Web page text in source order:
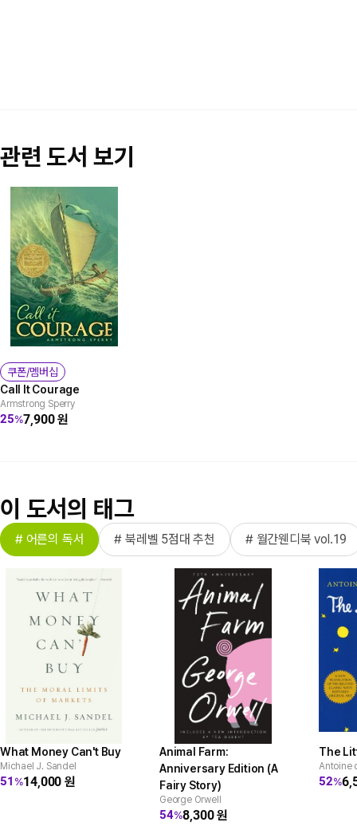
관련 도서 보기
쿠폰/멤버십
Call It Courage
Armstrong Sperry
25%7,900원
이 도서의 태그
# 어른의 독서 # 북레벨 5점대 추천 # 월간웬디북 vol.19
What Money Can't Buy
Michael J. Sandel
51 %14,000원
Animal Farm:
Anniversary Edition (A
Fairy Story)
George Orwell
54%8,300원
The
Antoine
52%